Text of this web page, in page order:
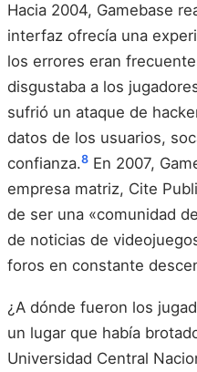
Hacia 2004, Gamebase
interfaz ofrecía una
los errores eran
disgustaba a los
sufrió un ataque de
datos de los usuarios,
confianza.8 En 2007,
empresa matriz, Cite
de ser una «comunidad
de noticias de
foros en constante
¿A dónde fueron los
un lugar que había
Universidad Central